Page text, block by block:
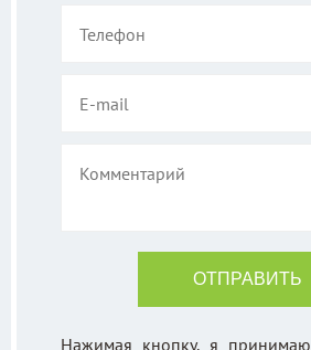
Нажимая кнопку, я принимаю